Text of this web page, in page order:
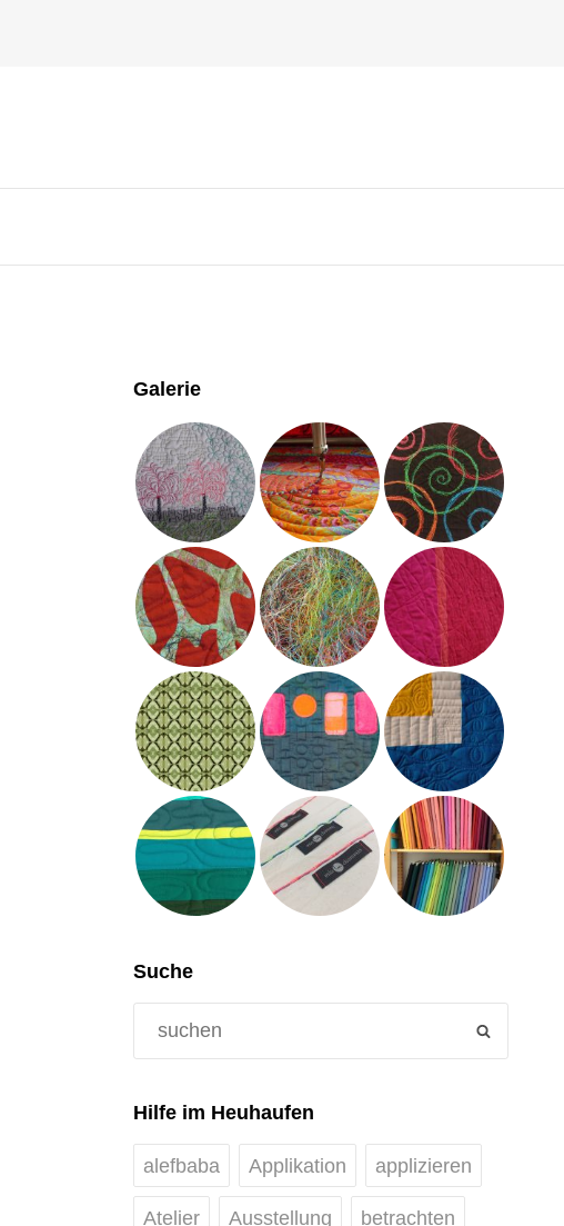
Galerie
Suche
Search
Hilfe im Heuhaufen
alefbaba Applikation applizieren
Atelier Ausstellung betrachten